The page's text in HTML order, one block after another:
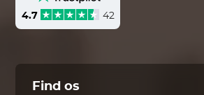
4.7 42
Find os